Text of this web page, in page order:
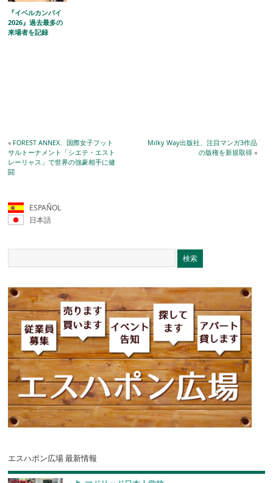
『イベルカンパイ
2026』過去最多の
来場者を記録
« FOREST ANNEX、国際女子フット
サルトーナメント「シエテ・エスト
レーリャス」で世界の強豪相手に健
闘
Milky Way出版社、注目マンガ3作品
の版権を新規取得»
ESPAÑOL
日本語
エスハポン広場 最新情報